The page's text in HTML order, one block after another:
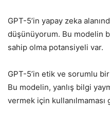
GPT-5’in yapay zeka
düşünüyorum. Bu modelin
sahip olma potansiyeli var.
GPT-5’in etik ve sorumlu
Bu modelin, yanlış bilgi
vermek için kullanılmaması